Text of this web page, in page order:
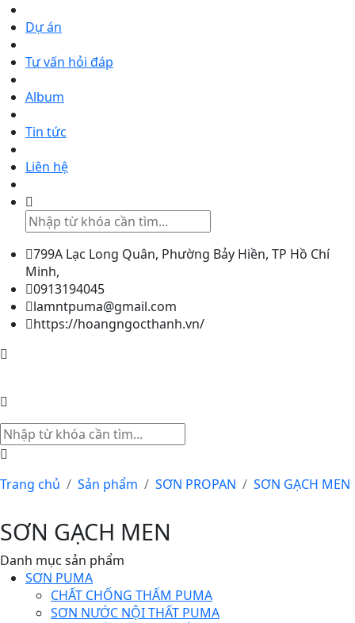
Dự án
Tư vấn hỏi đáp
Album
Tin tức
Liên hệ
799A Lạc Long Quân, Phường Bảy Hiền, TP Hồ Chí
Minh,
0913194045
lamntpuma@gmail.com
https://hoangngocthanh.vn/
Trang chủ Sản phẩm SƠN PROPAN SƠN GẠCH MEN
SƠN GẠCH MEN
Danh mục sản phẩm
SƠN PUMA
CHẤT CHỐNG THẤM PUMA
SƠN NƯỚC NỘI THẤT PUMA